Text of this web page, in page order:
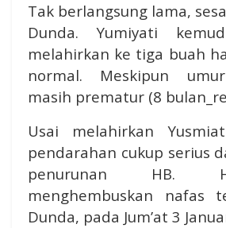
Tak berlangsung lama,
Dunda. Yumiyati
melahirkan ke tiga buah
normal. Meskipun
masih prematur (8
Usai melahirkan
pendarahan cukup serius
penurunan HB.
menghembuskan nafas
Dunda, pada Jum’at 3